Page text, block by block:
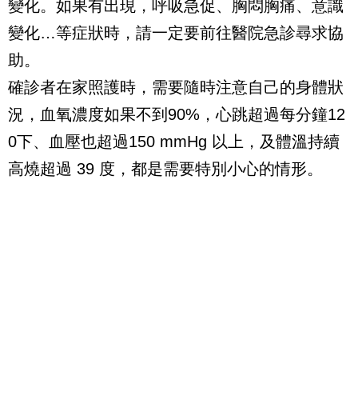
變化。如果有出現，呼吸急促、胸悶胸痛、意識
變化…等症狀時，請一定要前往醫院急診尋求協
助。
確診者在家照護時，需要隨時注意自己的身體狀
況，血氧濃度如果不到90%，心跳超過每分鐘12
0下、血壓也超過150 mmHg 以上，及體溫持續
高燒超過 39 度，都是需要特別小心的情形。